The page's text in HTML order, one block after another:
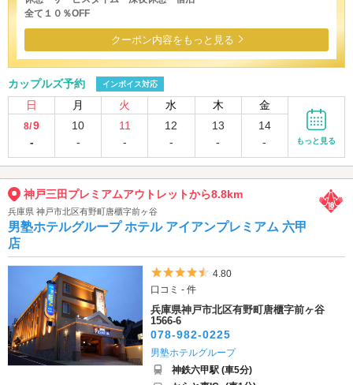
全て１０％OFF
クーポン内容をもっと見る
カップルズ予約 インボイス対応
日 月 火 水 木 金
8/9
-
10
-
11
-
12
-
13
-
14
-
もっと見る
神戸三田プレミアムアウトレットから8.8km
兵庫県 神戸市北区有野町唐櫃字前ヶ谷
男塾ホテルグループ ホテル アイアンプレミアム 六甲
店
5つ星のうち4.5
4.80
口コミ - 件
兵庫県神戸市北区有野町唐櫃字前ヶ谷
1566-6
078-982-0225
男塾ホテルグループ
神鉄六甲駅 (車5分)